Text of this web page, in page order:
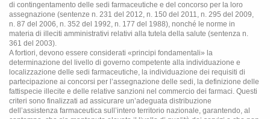
di contingentamento delle sedi farmaceutiche e del concorso per la loro
assegnazione (sentenze n. 231 del 2012, n. 150 del 2011, n. 295 del 2009,
n. 87 del 2006, n. 352 del 1992, n. 177 del 1988), nonché le norme in
materia di illeciti amministrativi relativi alla tutela della salute (sentenza n.
361 del 2003).
A fortiori, devono essere considerati «principi fondamentali» la
determinazione del livello di governo competente alla individuazione e
localizzazione delle sedi farmaceutiche, la individuazione dei requisiti di
partecipazione ai concorsi per l’assegnazione delle sedi, la definizione delle
fattispecie illecite e delle relative sanzioni nel commercio dei farmaci. Questi
criteri sono finalizzati ad assicurare un’adeguata distribuzione
dell’assistenza farmaceutica sull’intero territorio nazionale, garantendo, al